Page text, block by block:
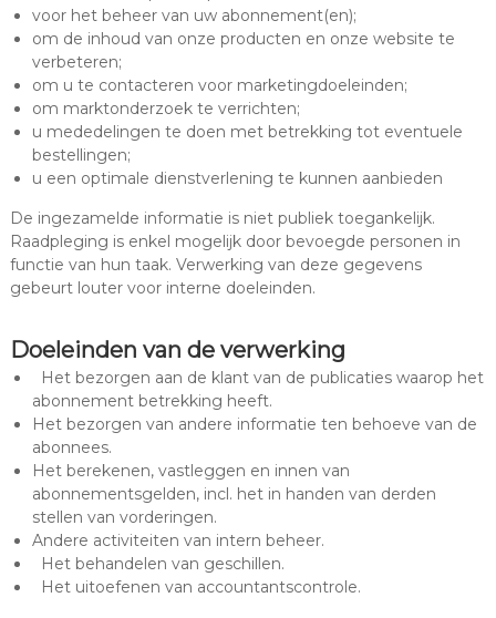
voor het beheer van uw abonnement(en);
om de inhoud van onze producten en onze website te
verbeteren;
om u te contacteren voor marketingdoeleinden;
om marktonderzoek te verrichten;
u mededelingen te doen met betrekking tot eventuele
bestellingen;
u een optimale dienstverlening te kunnen aanbieden
De ingezamelde informatie is niet publiek toegankelijk.
Raadpleging is enkel mogelijk door bevoegde personen in
functie van hun taak. Verwerking van deze gegevens
gebeurt louter voor interne doeleinden.
Doeleinden van de verwerking
Het bezorgen aan de klant van de publicaties waarop het
abonnement betrekking heeft.
Het bezorgen van andere informatie ten behoeve van de
abonnees.
Het berekenen, vastleggen en innen van
abonnementsgelden, incl. het in handen van derden
stellen van vorderingen.
Andere activiteiten van intern beheer.
Het behandelen van geschillen.
Het uitoefenen van accountantscontrole.